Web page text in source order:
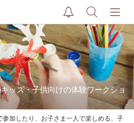
ッズ・子供向けの体験ワークショ
加したり、お子さま一人で楽しめる、子